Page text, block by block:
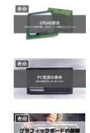
寿命
寿命
寿命